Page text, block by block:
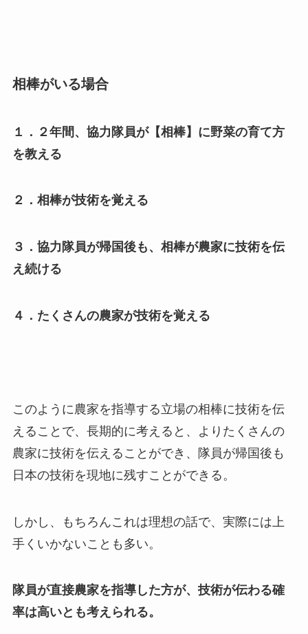
相棒がいる場合
１．２年間、協力隊員が【相棒】に野菜の育て方
を教える
２．相棒が技術を覚える
３．協力隊員が帰国後も、相棒が農家に技術を伝
え続ける
４．たくさんの農家が技術を覚える
このように農家を指導する立場の相棒に技術を伝
えることで、長期的に考えると、よりたくさんの
農家に技術を伝えることができ、隊員が帰国後も
日本の技術を現地に残すことができる。
しかし、もちろんこれは理想の話で、実際には上
手くいかないことも多い。
隊員が直接農家を指導した方が、技術が伝わる確
率は高いとも考えられる。